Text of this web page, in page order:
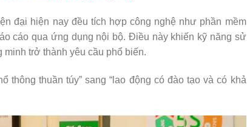
đại hiện nay đều tích hợp công nghệ như phần mềm
cáo qua ứng dụng nội bộ. Điều này khiến kỹ năng sử
trở thành yêu cầu phổ biến.
thông thuần túy” sang “lao động có đào tạo và có khả